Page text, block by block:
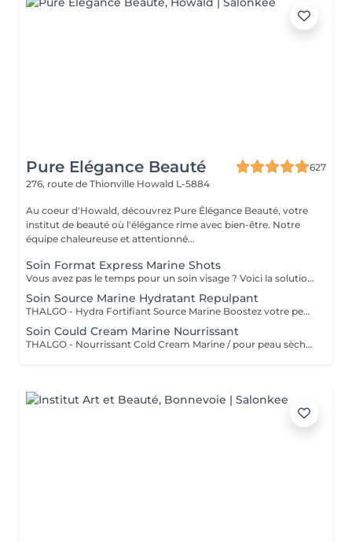
Pure Elégance Beauté
627
276, route de Thionville Howald L-5884
Au coeur d'Howald, découvrez Pure Élégance Beauté, votre
institut de beauté où l'élégance rime avec bien-être. Notre
équipe chaleureuse et attentionné...
Soin Format Express Marine Shots
Vous avez pas le temps pour un soin visage ? Voici la solution un soin express de 30 minutes.
Soin Source Marine Hydratant Repulpant
THALGO - Hydra Fortifiant Source Marine Boostez votre peau avec la technologie du masque LED : un soin haute performance qui stimule , traite et illumine votre teint dès la première séance
Soin Could Cream Marine Nourrissant
THALGO - Nourrissant Cold Cream Marine / pour peau sèche Boostez votre peau avec la technologie du masque LED : un soin haute performance qui stimule , traite et illumine votre teint dès la première séance